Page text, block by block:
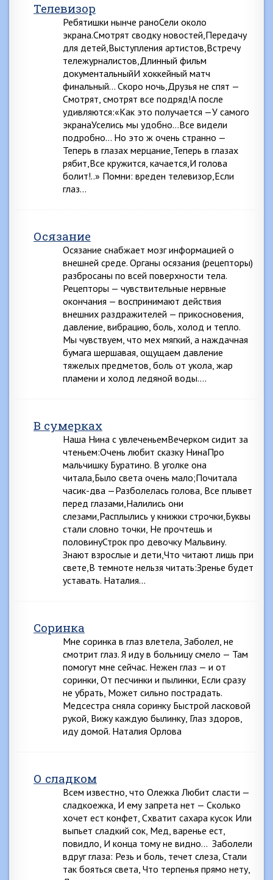
Телевизор
Ребятишки нынче раноСели около
экрана.Смотрят сводку новостей,Передачу
для детей,Выступления артистов,Встречу
тележурналистов,Длинный фильм
документальныйИ хоккейный матч
финальный… Скоро ночь,Друзья не спят —
Смотрят, смотрят все подряд!А после
удивляются:«Как это получается —У самого
экранаУселись мы удобно…Все видели
подробно… Но это ж очень странно —
Теперь в глазах мерцание,Теперь в глазах
рябит,Все кружится, качается,И голова
болит!..» Помни: вреден телевизор,Если
глаз…
Осязание
Осязание снабжает мозг информацией о
внешней среде. Органы осязания (рецепторы)
разбросаны по всей поверхности тела.
Рецепторы — чувствительные нервные
окончания — воспринимают действия
внешних раздражителей — прикосновения,
давление, вибрацию, боль, холод и тепло.
Мы чувствуем, что мех мягкий, а наждачная
бумага шершавая, ощущаем давление
тяжелых предметов, боль от укола, жар
пламени и холод ледяной воды….
В сумерках
Наша Нина с увлеченьемВечерком сидит за
чтеньем:Очень любит сказку НинаПро
мальчишку Буратино. В уголке она
читала,Было света очень мало;Почитала
часик-два —Разболелась голова, Все плывет
перед глазами,Налились они
слезами,Расплылись у книжки строчки,Буквы
стали словно точки, Не прочтешь и
половинуСтрок про девочку Мальвину.
Знают взрослые и дети,Что читают лишь при
свете,В темноте нельзя читать:Зренье будет
уставать. Наталия…
Соринка
Мне соринка в глаз влетела, Заболел, не
смотрит глаз. Я иду в больницу смело — Там
помогут мне сейчас. Нежен глаз — и от
соринки, От песчинки и пылинки, Если сразу
не убрать, Может сильно пострадать.
Медсестра сняла соринку Быстрой ласковой
рукой, Вижу каждую былинку, Глаз здоров,
иду домой. Наталия Орлова
О сладком
Всем известно, что Олежка Любит сласти —
сладкоежка, И ему запрета нет — Сколько
хочет ест конфет, Схватит сахара кусок Или
выпьет сладкий сок, Мед, варенье ест,
повидло, И конца тому не видно… Заболели
вдруг глаза: Резь и боль, течет слеза, Стали
так бояться света, Что терпенья прямо нету,